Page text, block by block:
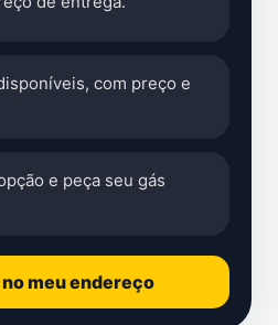
com preço e
e peça seu gás
meu endereço